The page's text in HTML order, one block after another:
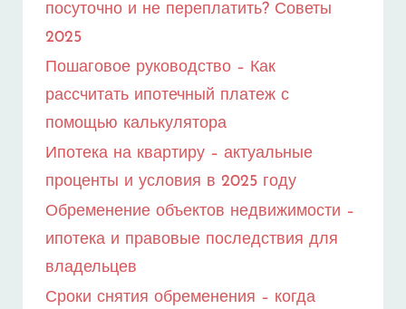
посуточно и не переплатить? Советы
2025
Пошаговое руководство – Как
рассчитать ипотечный платеж с
помощью калькулятора
Ипотека на квартиру – актуальные
проценты и условия в 2025 году
Обременение объектов недвижимости –
ипотека и правовые последствия для
владельцев
Сроки снятия обременения – когда